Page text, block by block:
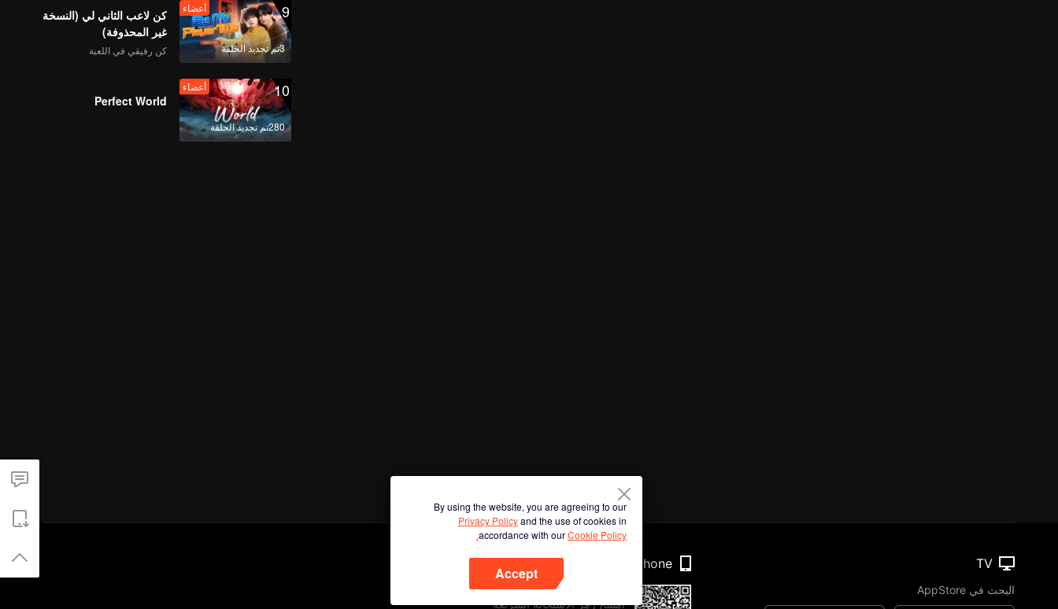
9
3تم تجديد الحلقة
أعضاء
كن لاعب الثاني لي (النسخة
غير المحذوفة)
كن رفيقي في اللعبة
10
280تم تجديد الحلقة
أعضاء
Perfect World
By using the website, you are agreeing to our
Privacy Policyand the use of cookies in
accordance with ourCookie Policy.
Accept
TV
البحث في AppStore
Phone
امسح رمز الاستجابة السريعة